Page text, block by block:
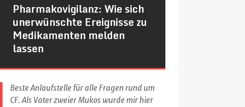
Pharmakovigilanz: Wie sich
unerwünschte Ereignisse zu
Medikamenten melden
lassen
Beste Anlaufstelle für alle Fragen rund um
CF. Als Vater zweier Mukos wurde mir hier